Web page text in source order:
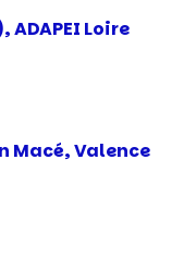
Loire
Macé, Valence